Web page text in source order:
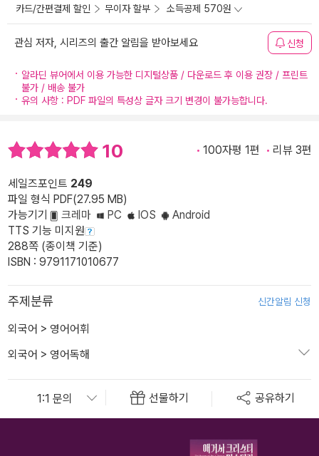
카드/간편결제 할인 무이자 할부 소득공제 570원
관심 저자, 시리즈의 출간 알림을 받아보세요 신청
알라딘 뷰어에서 이용 가능한 디지털상품 / 다운로드 후 이용 권장 / 프린트
불가 / 배송 불가
유의 사항 : PDF 파일의 특성상 글자 크기 변경이 불가능합니다.
10 100자평 1편 리뷰 3편
세일즈포인트 249
파일 형식 PDF(27.95 MB)
가능기기
크레마 PC IOS
Android
TTS 기능 미지원
288쪽 (종이책 기준)
ISBN : 9791171010677
주제분류 신간알림 신청
외국어 > 영어어휘
외국어 > 영어독해
선물하기 공유하기